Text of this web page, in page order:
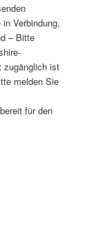
Verbindung,
– Bitte
zugänglich ist
melden Sie
für den